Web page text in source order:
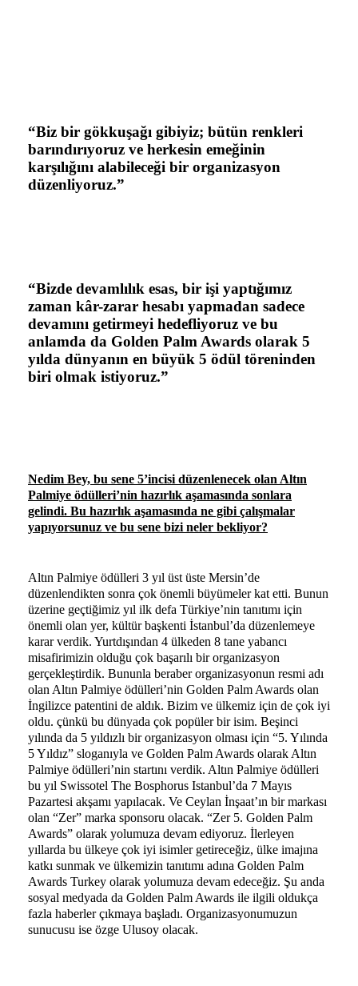
“Biz bir gökkuşağı gibiyiz; bütün renkleri
barındırıyoruz ve herkesin emeğinin
karşılığını alabileceği bir organizasyon
düzenliyoruz.”
“Bizde devamlılık esas, bir işi yaptığımız
zaman kâr-zarar hesabı yapmadan sadece
devamını getirmeyi hedefliyoruz ve bu
anlamda da Golden Palm Awards olarak 5
yılda dünyanın en büyük 5 ödül töreninden
biri olmak istiyoruz.”
Nedim Bey, bu sene 5’incisi düzenlenecek olan Altın
Palmiye ödülleri’nin hazırlık aşamasında sonlara
gelindi. Bu hazırlık aşamasında ne gibi çalışmalar
yapıyorsunuz ve bu sene bizi neler bekliyor?
Altın Palmiye ödülleri 3 yıl üst üste Mersin’de
düzenlendikten sonra çok önemli büyümeler kat etti. Bunun
üzerine geçtiğimiz yıl ilk defa Türkiye’nin tanıtımı için
önemli olan yer, kültür başkenti İstanbul’da düzenlemeye
karar verdik. Yurtdışından 4 ülkeden 8 tane yabancı
misafirimizin olduğu çok başarılı bir organizasyon
gerçekleştirdik. Bununla beraber organizasyonun resmi adı
olan Altın Palmiye ödülleri’nin Golden Palm Awards olan
İngilizce patentini de aldık. Bizim ve ülkemiz için de çok iyi
oldu. çünkü bu dünyada çok popüler bir isim. Beşinci
yılında da 5 yıldızlı bir organizasyon olması için “5. Yılında
5 Yıldız” sloganıyla ve Golden Palm Awards olarak Altın
Palmiye ödülleri’nin startını verdik. Altın Palmiye ödülleri
bu yıl Swissotel The Bosphorus Istanbul’da 7 Mayıs
Pazartesi akşamı yapılacak. Ve Ceylan İnşaat’ın bir markası
olan “Zer” marka sponsoru olacak. “Zer 5. Golden Palm
Awards” olarak yolumuza devam ediyoruz. İlerleyen
yıllarda bu ülkeye çok iyi isimler getireceğiz, ülke imajına
katkı sunmak ve ülkemizin tanıtımı adına Golden Palm
Awards Turkey olarak yolumuza devam edeceğiz. Şu anda
sosyal medyada da Golden Palm Awards ile ilgili oldukça
fazla haberler çıkmaya başladı. Organizasyonumuzun
sunucusu ise özge Ulusoy olacak.